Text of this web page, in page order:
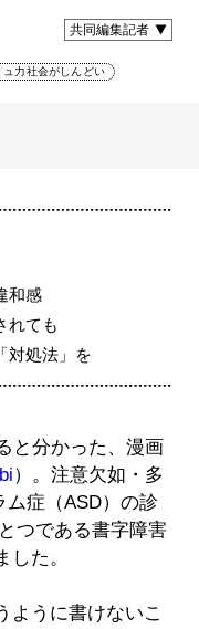
共同編集記者
ュ力社会がしんどい
和感
れても
対処法」を
と分かった、漫画
）。注意欠如・多
ム症（ASD）の診
つである書字障害
た。
ように書けないこ